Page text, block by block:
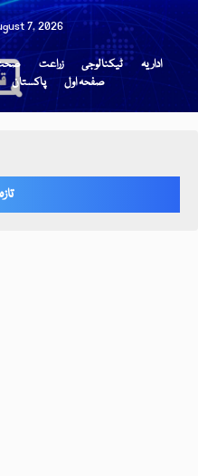
7, 2026
زراعت ٹیکنالوجی
اداریہ
پاکستان صفحہ اول